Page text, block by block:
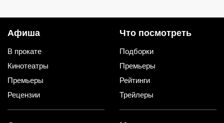
Афиша
В прокате
Кинотеатры
Премьеры
Рецензии
Что посмотреть
Подборки
Премьеры
Рейтинги
Трейлеры